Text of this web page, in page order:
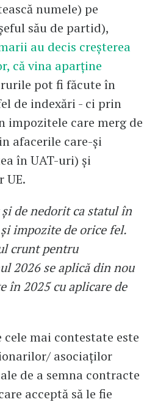
numele) pe
său de partid),
au decis creșterea
că vina aparține
pot fi făcute în
de indexări - ci prin
impozitele care merg de
afacerile care-și
în UAT-uri) și
UE.
de nedorit ca statul în
impozite de orice fel.
crunt pentru
2026 se aplică din nou
în 2025 cu aplicare de
mai contestate este
asociaților
de a semna contracte
acceptă să le fie